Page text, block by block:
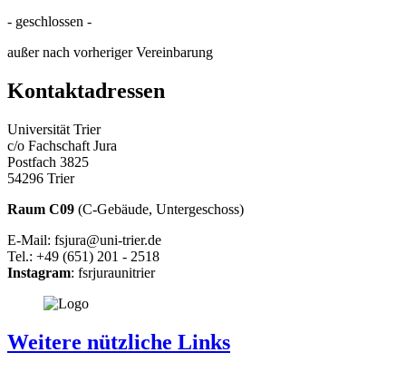
- geschlossen -
außer nach vorheriger Vereinbarung
Kontaktadressen
Universität Trier
c/o Fachschaft Jura
Postfach 3825
54296 Trier
Raum C09 (C-Gebäude, Untergeschoss)
E-Mail: fsjura@uni-trier.de
Tel.: +49 (651) 201 - 2518
Instagram: fsrjuraunitrier
Weitere nützliche Links